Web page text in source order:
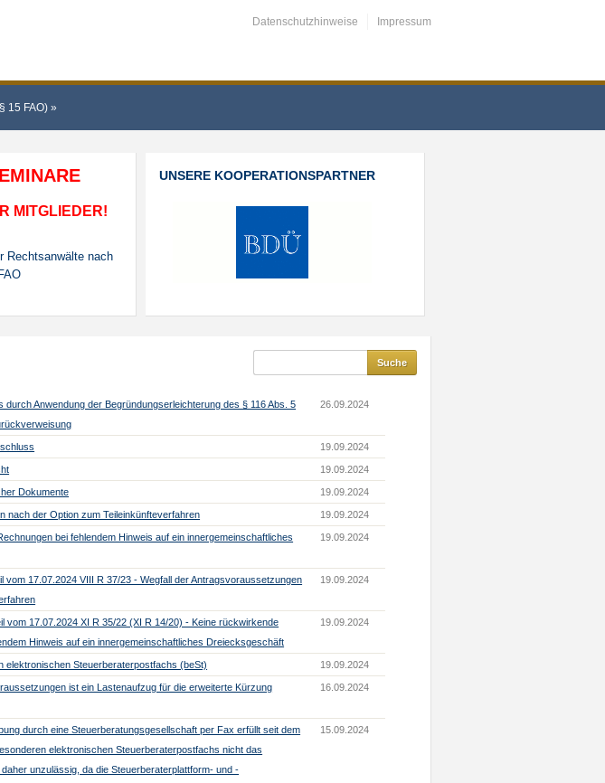
Datenschutzhinweise Impressum
15 FAO) »
MITGLIEDER!
Rechtsanwälte nach
UNSERE KOOPERATIONSPARTNER
durch Anwendung der Begründungserleichterung des § 116 Abs. 5
26.09.2024
19.09.2024
19.09.2024
Dokumente 19.09.2024
nach der Option zum Teileinkünfteverfahren 19.09.2024
bei fehlendem Hinweis auf ein innergemeinschaftliches
19.09.2024
vom 17.07.2024 VIII R 37/23 - Wegfall der Antragsvoraussetzungen
19.09.2024
vom 17.07.2024 XI R 35/22 (XI R 14/20) - Keine rückwirkende
Hinweis auf ein innergemeinschaftliches Dreiecksgeschäft
19.09.2024
elektronischen Steuerberaterpostfachs (beSt) 19.09.2024
ist ein Lastenaufzug für die erweiterte Kürzung
16.09.2024
durch eine Steuerberatungsgesellschaft per Fax erfüllt seit dem
elektronischen Steuerberaterpostfachs nicht das
unzulässig, da die Steuerberaterplattform- und -
15.09.2024